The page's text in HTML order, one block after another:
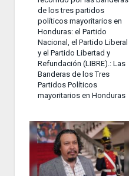
de los tres partidos
políticos mayoritarios en
Honduras: el Partido
Nacional, el Partido Liberal
y el Partido Libertad y
Refundación (LIBRE).: Las
Banderas de los Tres
Partidos Políticos
mayoritarios en Honduras